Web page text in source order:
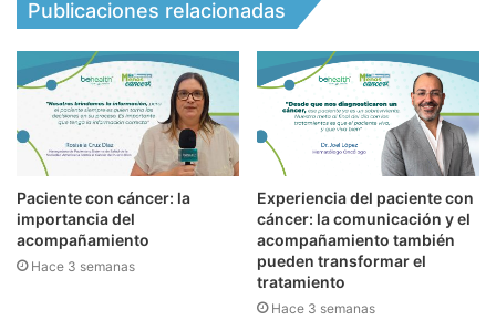
Publicaciones relacionadas
Paciente con cáncer: la
importancia del
acompañamiento
Hace 3 semanas
Experiencia del paciente con
cáncer: la comunicación y el
acompañamiento también
pueden transformar el
tratamiento
Hace 3 semanas